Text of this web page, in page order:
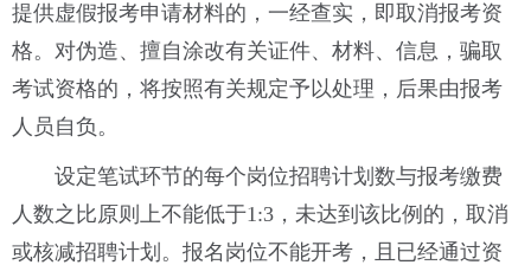
提供虚假报考申请材料的，一经查实，即取消报考资
格。对伪造、擅自涂改有关证件、材料、信息，骗取
考试资格的，将按照有关规定予以处理，后果由报考
人员自负。
设定笔试环节的每个岗位招聘计划数与报考缴费
人数之比原则上不能低于1:3，未达到该比例的，取消
或核减招聘计划。报名岗位不能开考，且已经通过资